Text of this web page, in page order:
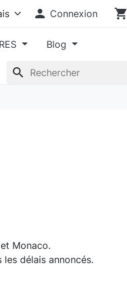
 Connexion shopping_cart
search
Blog
Monaco.
délais annoncés.